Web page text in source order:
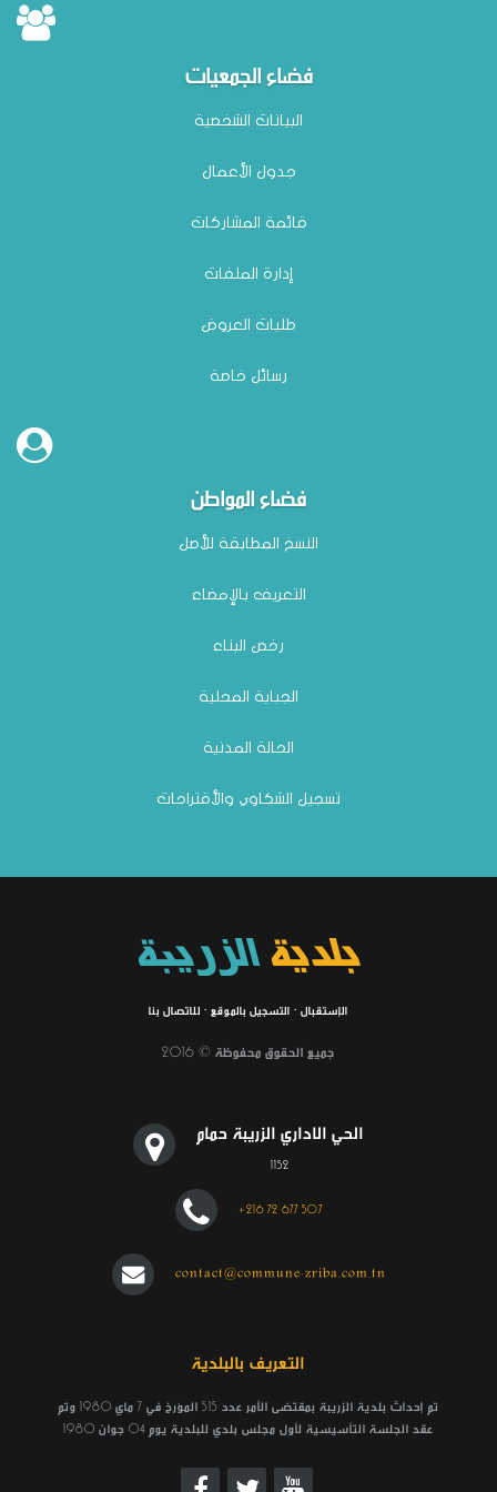
وضع بتاريخ: 03/04
وضع بتاريخ: 14/01
بلاغ بخصوص تعيين مكتب دراسات
وضع بتاريخ: 23/12
مناظرة داخلية للترقية إلى رتبة متصرف عام
وضع بتاريخ: 28/10
فضاء الجمعيات
البيانات الشخصية
جدول الأعمال
قائمة المشاركات
إدارة الملفات
طلبات العروض
رسائل خاصة
فضاء المواطن
النسخ المطابقة للأصل
التعريف بالإمضاء
رخص البناء
الجباية المحلية
الحالة المدنية
تسجيل الشكاوي والأقتراحات
بلديةالزريبة
للاتصال بنا · التسجيل بالموقع · الإستقبال
جميع الحقوق محفوظة © 2016
الحي الاداري الزريبة حمام
1152
+216 72 677 507
contact@commune-zriba.com.tn
التعريف بالبلدية
تم إحداث بلدية الزريبة بمقتضى الأمر عدد 515 المؤرخ في 7 ماي 1980 وتم
عقد الجلسة التأسيسية لأول مجلس بلدي للبلدية يوم 04 جوان 1980